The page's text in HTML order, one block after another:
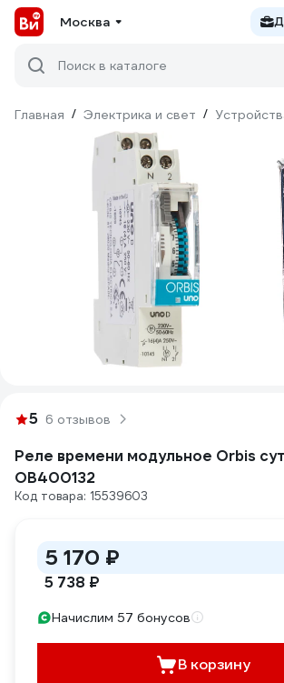
Москва
Поиск в каталоге
Главная / Электрика и свет /
5 6 отзывов
Реле времени модульное Orbis
OB400132
Код товара: 15539603
5 170 ₽
5 738 ₽
Начислим 57 бонусов
В корзину